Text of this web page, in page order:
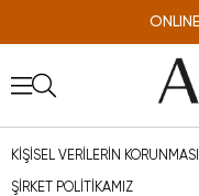
KİŞİSEL VERİLERİN
ŞİRKET POLİTİKAMIZ